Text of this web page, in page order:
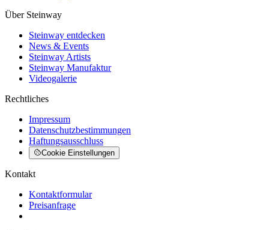
Über Steinway
Steinway entdecken
News & Events
Steinway Artists
Steinway Manufaktur
Videogalerie
Rechtliches
Impressum
Datenschutzbestimmungen
Haftungsausschluss
Cookie Einstellungen
Kontakt
Kontaktformular
Preisanfrage